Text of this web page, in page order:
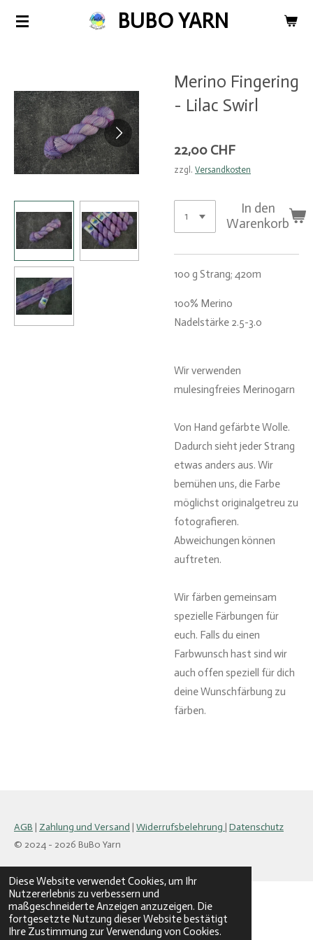
Diese Website verwendet Cookies, um Ihr
Nutzererlebnis zu verbessern und
maßgeschneiderte Anzeigen anzuzeigen. Die
fortgesetzte Nutzung dieser Website bestätigt
Ihre Zustimmung zur Verwendung von Cookies.
Zum
BUBO YARN
Merino Fingering
- Lilac Swirl
22,00 CHF
zzgl. Versandkosten
In den
Warenkorb
100 g Strang; 420m
100% Merino
Nadelstärke 2.5-3.0
Wir verwenden
mulesingfreies Merinogarn
Von Hand gefärbte Wolle.
Dadurch sieht jeder Strang
etwas anders aus. Wir
bemühen uns, die Farbe
möglichst originalgetreu zu
fotografieren.
Abweichungen können
auftreten.
Wir färben gemeinsam
spezielle Färbungen für
euch. Falls du einen
Farbwunsch hast sind wir
auch offen speziell für dich
deine Wunschfärbung zu
färben.
AGB | Zahlung und Versand | Widerrufsbelehrung | Datenschutz
© 2024 - 2026 BuBo Yarn